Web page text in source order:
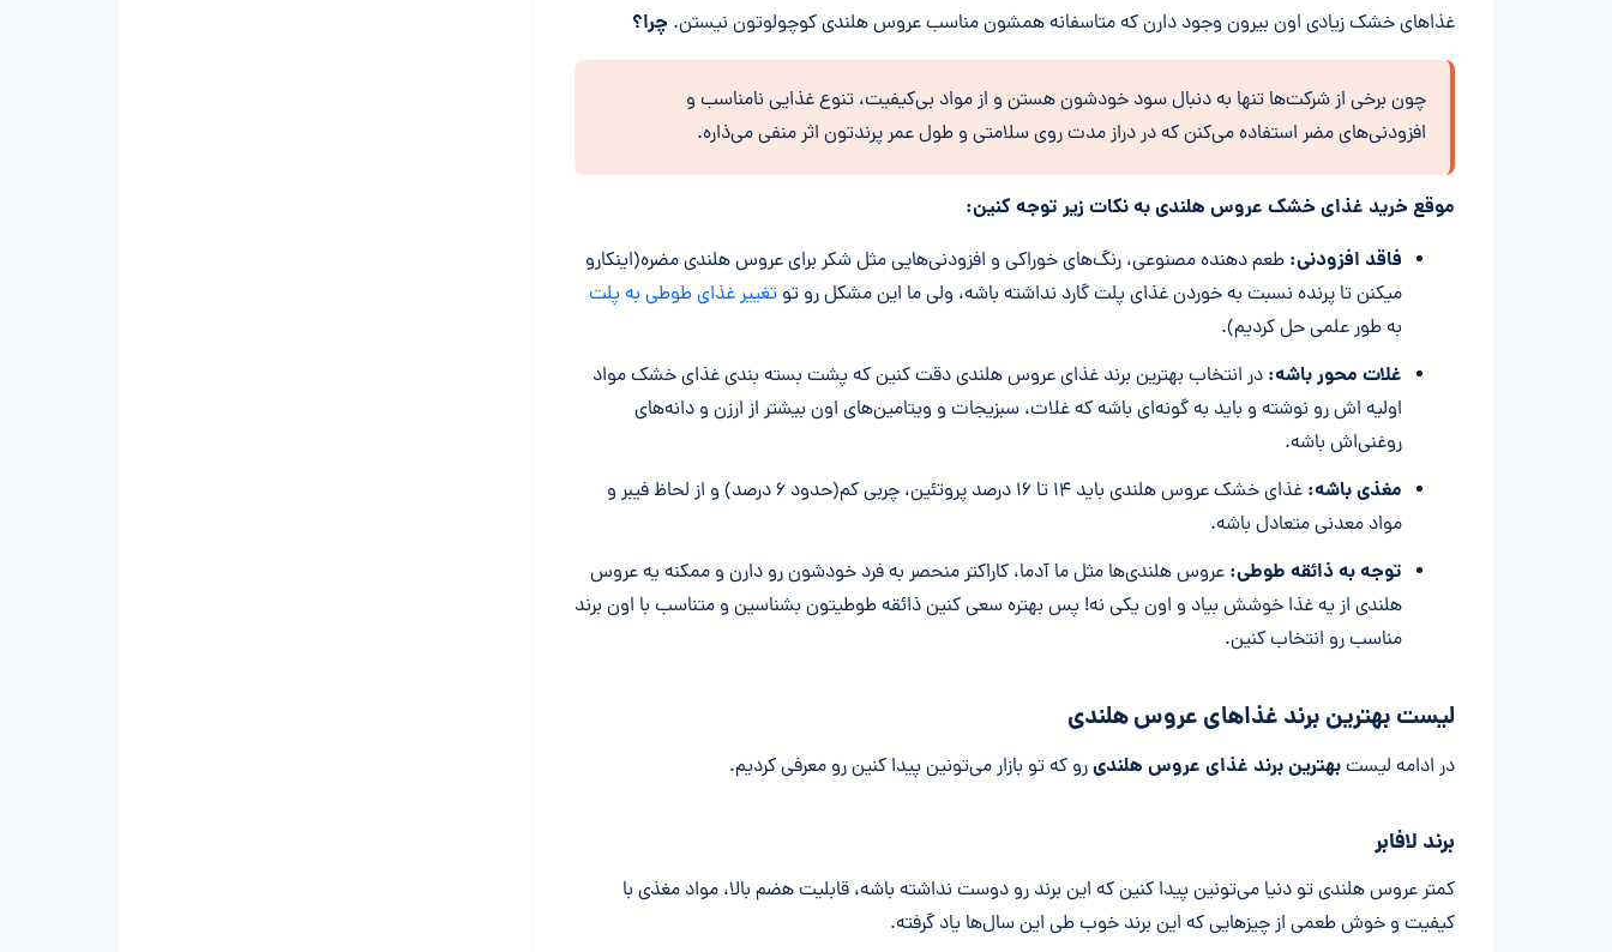
غذاهای خشک زیادی اون بیرون وجود دارن که متاسفانه همشون مناسب عروس هلندی کوچولوتون نیستن. چرا؟
چون برخی از شرکت‌ها تنها به دنبال سود خودشون هستن و از مواد بی‌کیفیت، تنوع غذایی نامناسب و
افزودنی‌های مضر استفاده می‌کنن که در دراز مدت روی سلامتی و طول عمر پرندتون اثر منفی می‌ذاره.
موقع خرید غذای خشک عروس هلندی به نکات زیر توجه کنین:
فاقد افزودنی: طعم دهنده مصنوعی، رنگ‌های خوراکی و افزودنی‌هایی مثل شکر برای عروس هلندی مضره(اینکارو
میکنن تا پرنده نسبت به خوردن غذای پلت گارد نداشته باشه، ولی ما این مشکل رو تو تغییر غذای طوطی به پلت
به طور علمی حل کردیم).
غلات محور باشه: در انتخاب بهترین برند غذای عروس هلندی دقت کنین که پشت بسته بندی غذای خشک مواد
اولیه اش رو نوشته و باید به گونه‌ای باشه که غلات، سبزیجات و ویتامین‌های اون بیشتر از ارزن و دانه‌های
روغنی‌ا‎ش باشه.
مغذی باشه:
غذای خشک عروس هلندی باید ۱۴ تا ۱۶ درصد پروتئین، چربی کم(حدود ۶ درصد) و از لحاظ فیبر و
مواد معدنی متعادل باشه.
توجه به ذائقه طوطی: عروس هلندی‌ها مثل ما آدما، کاراکتر منحصر به فرد خودشون رو دارن و ممکنه یه عروس
هلندی از یه غذا خوشش بیاد و اون یکی نه! پس بهتره سعی کنین ذائقه طوطیتون بشناسین و متناسب با اون برند
مناسب رو انتخاب کنین.
لیست بهترین برند غذاهای عروس هلندی
در ادامه لیستبهترین برند غذای عروس هلندیرو که تو بازار می‌تونین پیدا کنین رو معرفی کردیم.
برند لافابر
کمتر عروس هلندی تو دنیا می‌تونین پیدا کنین که این برند رو دوست نداشته باشه، قابلیت هضم بالا، مواد مغذی با
کیفیت و خوش طعمی از چیزهایی که این برند خوب طی این سال‌ها یاد گرفته.